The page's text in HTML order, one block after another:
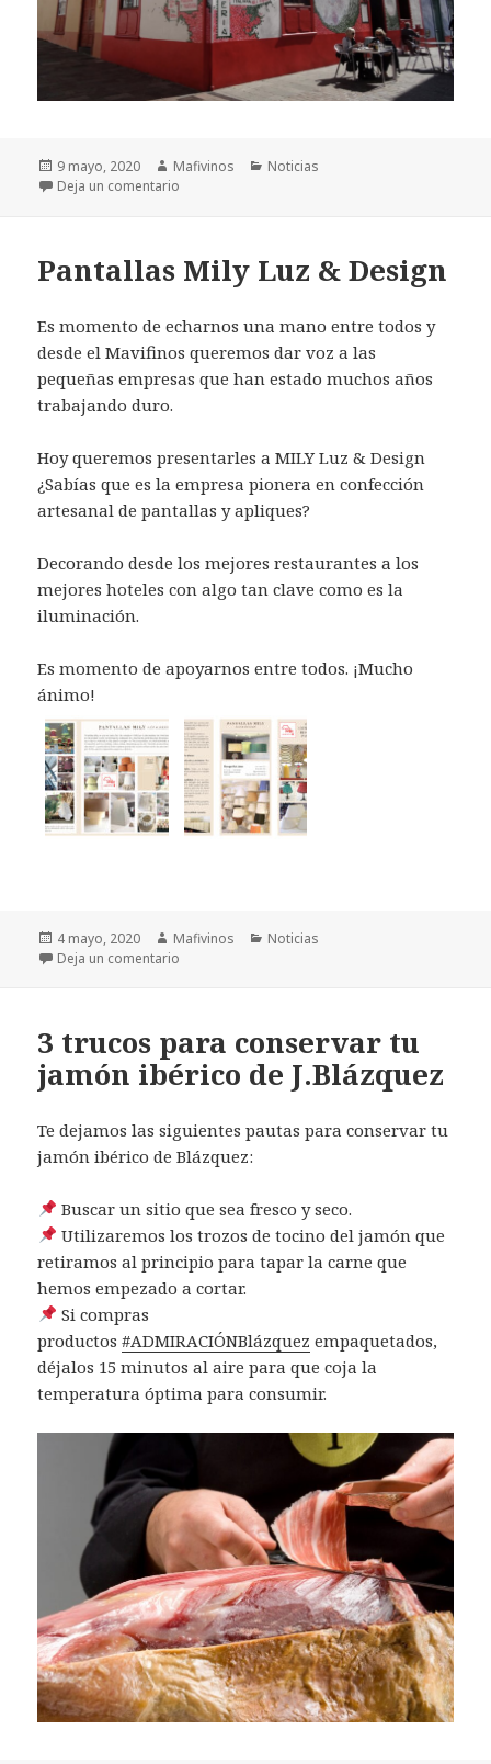
Publicado
el
9 mayo, 2020 Autor
Mafivinos Categorías
Noticias
Deja un comentario
Pantallas Mily Luz & Design
Es momento de echarnos una mano entre todos y
desde el Mavifinos queremos dar voz a las
pequeñas empresas que han estado muchos años
trabajando duro.
Hoy queremos presentarles aMILY Luz & Design
¿Sabías que es la empresa pionera en confección
artesanal de pantallas y apliques?
Decorando desde los mejores restaurantes a los
mejores hoteles con algo tan clave como es la
iluminación.
Es momento de apoyarnos entre todos. ¡Mucho
ánimo!
Publicado
el
4 mayo, 2020 Autor
Mafivinos Categorías
Noticias
Deja un comentario
3 trucos para conservar tu
jamón ibérico de J.Blázquez
Te dejamos las siguientes pautas para conservar tu
jamón ibérico de Blázquez:
Buscar un sitio que sea fresco y seco.
Utilizaremos los trozos de tocino del jamón que
retiramos al principio para tapar la carne que
hemos empezado a cortar.
Si compras
productos#ADMIRACIÓNBlázquez empaquetados,
déjalos 15 minutos al aire para que coja la
temperatura óptima para consumir.